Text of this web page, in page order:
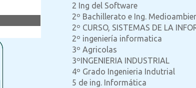
2 Ing del Software
2º Bachillerato e Ing.
2º CURSO, SISTEMAS DE LA
2º ingeniería informatica
3º Agricolas
3ºINGENIERIA INDUSTRIAL
4º Grado Ingenieria Indutrial
5 de ing. Informática